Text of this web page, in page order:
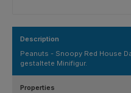
Description
Peanuts - Snoopy Red House
gestaltete Minifigur.
Properties